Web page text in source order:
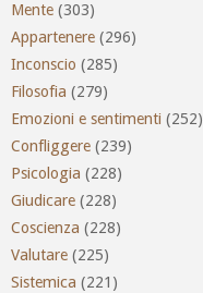
Mente (303)
Appartenere (296)
Inconscio (285)
Filosofia (279)
Emozioni e sentimenti (252)
Confliggere (239)
Psicologia (228)
Giudicare (228)
Coscienza (228)
Valutare (225)
Sistemica (221)